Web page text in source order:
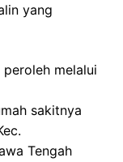
yang
melalui
sakitnya
Tengah